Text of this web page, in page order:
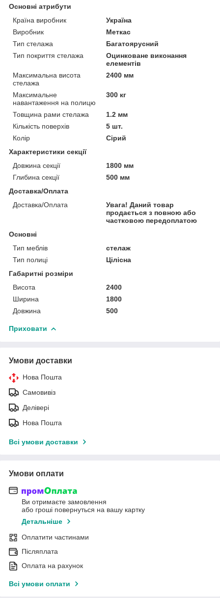
Основні атрибути
Країна виробник
Україна
Виробник
Меткас
Тип стелажа
Багатоярусний
Тип покриття стелажа
Оцинковане виконання
елементів
Максимальна висота
стелажа
2400 мм
Максимальне
навантаження на полицю
300 кг
Товщина рами стелажа
1.2 мм
Кількість поверхів
5 шт.
Колір
Сірий
Характеристики секції
Довжина секції
1800 мм
Глибина секції
500 мм
Доставка/Оплата
Доставка/Оплата
Увага! Даний товар
продається з повною або
частковою передоплатою
Основні
Тип меблів
стелаж
Тип полиці
Цілісна
Габаритні розміри
Висота
2400
Ширина
1800
Довжина
500
Приховати
Умови доставки
Нова Пошта
Самовивіз
Делівері
Нова Пошта
Всі умови доставки
Умови оплати
Ви отримаєте замовлення
або гроші повернуться на вашу картку
Детальніше
Оплатити частинами
Післяплата
Оплата на рахунок
Всі умови оплати